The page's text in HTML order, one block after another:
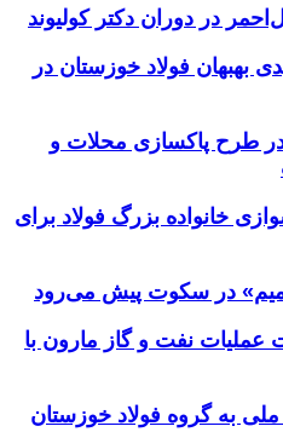
در دوران دکتر کولیوند
بهبهان فولاد خوزستان در
سارق در طرح پاکسازی محلات و
خانواده بزرگ فولاد برای
در سکوت پیش می‌رود
نفت و گاز مارون با
به گروه فولاد خوزستان